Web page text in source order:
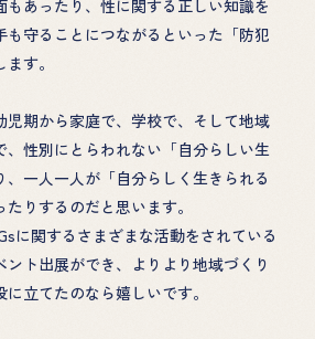
PROJECT
性教育の講演
性教育カフェ
絵本による性教育
もあったり、性に関する正しい知識を
も守ることにつながるといった「防犯
す。
児期から家庭で、学校で、そして地域
、性別にとらわれない「自分らしい生
、一人一人が「自分らしく生きられる
りするのだと思います。
に関するさまざまな活動をされている
ント出展ができ、よりより地域づくり
立てたのなら嬉しいです。